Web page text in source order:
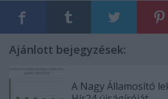
Ajánlott bejegyzések:
A Nagy Államosító